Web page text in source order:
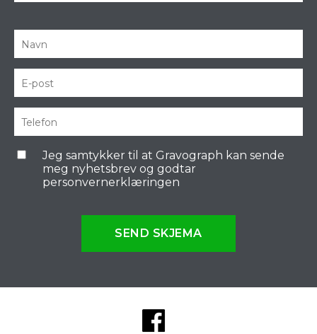
Jeg samtykker til at Gravograph kan sende
meg nyhetsbrev og godtar
personvernerklæringen
SEND SKJEMA